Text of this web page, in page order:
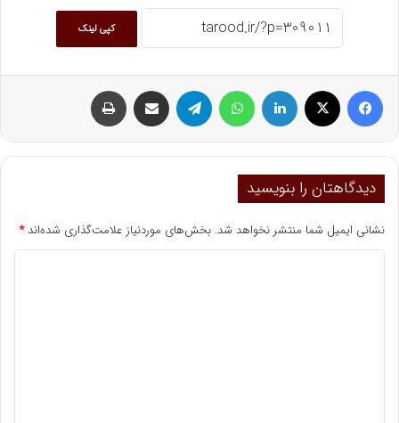
کپی لینک
ایکس
دیدگاهتان را بنویسید
نشانی ایمیل شما منتشر نخواهد شد. بخش‌های موردنیاز علامت‌گذاری شده‌اند*